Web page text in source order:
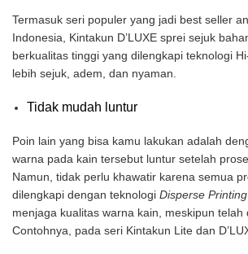
Termasuk seri populer yang jadi best seller
Indonesia, Kintakun D’LUXE sprei sejuk
berkualitas tinggi yang dilengkapi teknologi
lebih sejuk, adem, dan nyaman.
Tidak mudah luntur
Poin lain yang bisa kamu lakukan adalah
warna pada kain tersebut luntur setelah
Namun, tidak perlu khawatir karena semua
dilengkapi dengan teknologi Disperse Printing
menjaga kualitas warna kain, meskipun telah
Contohnya, pada seri Kintakun Lite dan